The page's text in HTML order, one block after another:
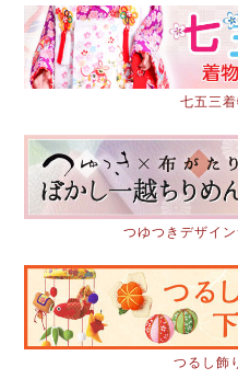
七五三
つゆつきデザイ
つるし飾